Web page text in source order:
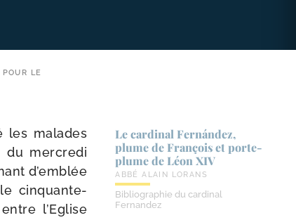
LE
les malades
du mer­cre­di
d’emblée
cin­quan­te­
l’Eglise
Le cardinal Fernández,
plume de François et porte-​
plume de Léon XIV
ABBÉ ALAIN LORANS
Bibliographie du cardinal
Fernandez